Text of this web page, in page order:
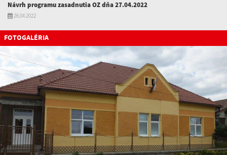
Návrh programu zasadnutia OZ dňa 27.04.2022
26.04.2022
FOTOGALÉRIA